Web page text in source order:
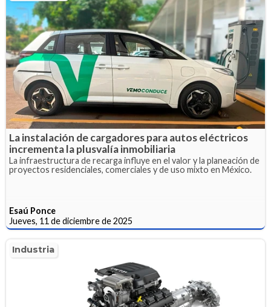
La instalación de cargadores para autos eléctricos
incrementa la plusvalía inmobiliaria
La infraestructura de recarga influye en el valor y la planeación de
proyectos residenciales, comerciales y de uso mixto en México.
Esaú Ponce
Jueves, 11 de diciembre de 2025
Industria